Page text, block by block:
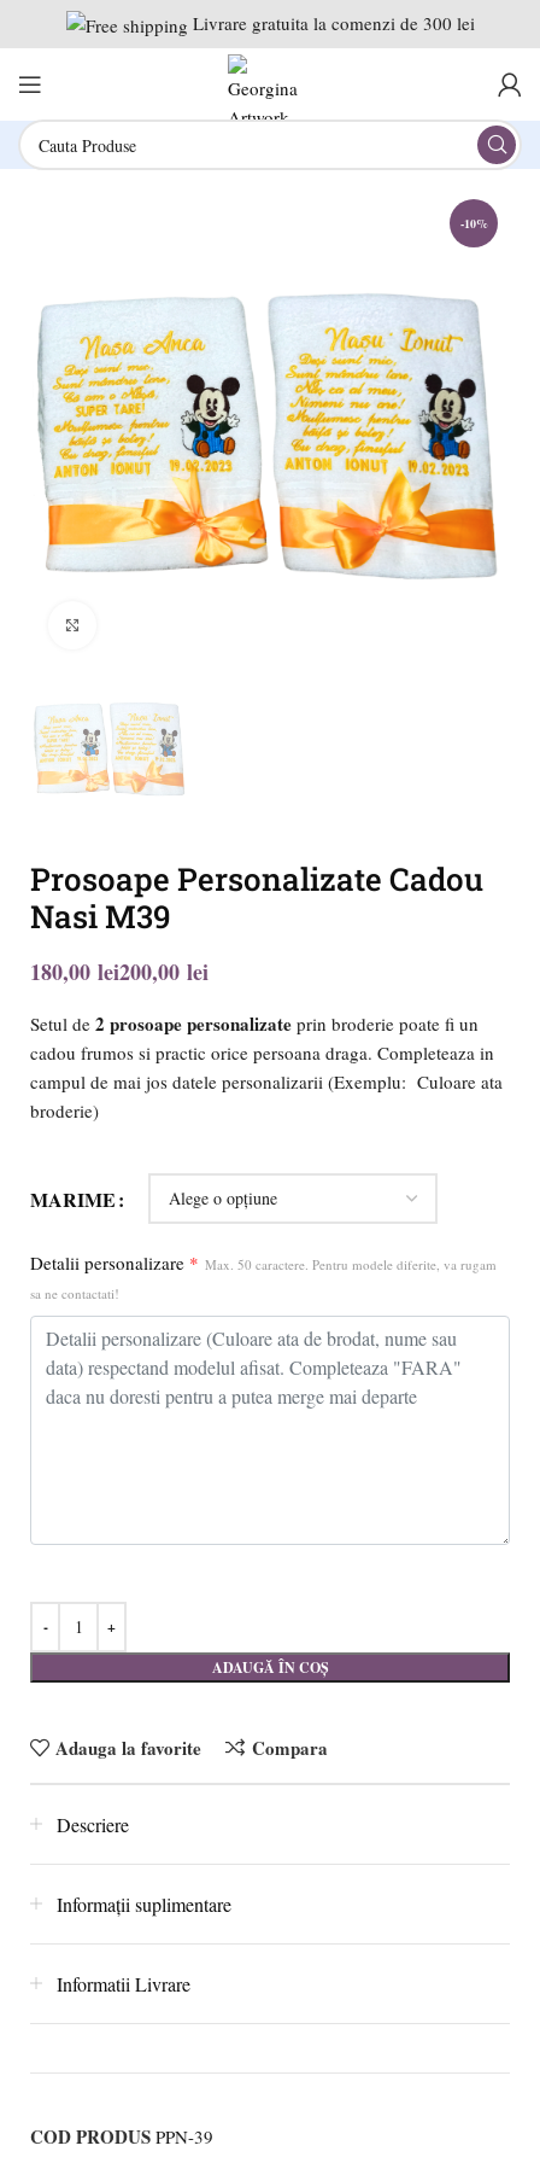
Livrare gratuita la comenzi de 300 lei
-10%
Prosoape Personalizate Cadou
Nasi M39
lei lei
Setul de 2 prosoape personalizate prin broderie poate fi un
cadou frumos si practic orice persoana draga. Completeaza in
campul de mai jos datele personalizarii (Exemplu: Culoare ata
broderie)
MARIME
Detalii personalizare * Max. 50 caractere. Pentru modele diferite, va rugam
sa ne contactati!
ADAUGĂ ÎN COȘ
Adauga la favorite Compara
Descriere
Informații suplimentare
Informatii Livrare
COD PRODUS PPN-39